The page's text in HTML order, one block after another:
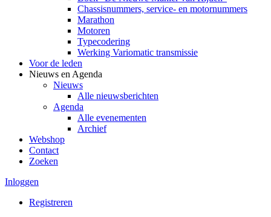
Chassisnummers, service- en motornummers
Marathon
Motoren
Typecodering
Werking Variomatic transmissie
Voor de leden
Nieuws en Agenda
Nieuws
Alle nieuwsberichten
Agenda
Alle evenementen
Archief
Webshop
Contact
Zoeken
Inloggen
Registreren